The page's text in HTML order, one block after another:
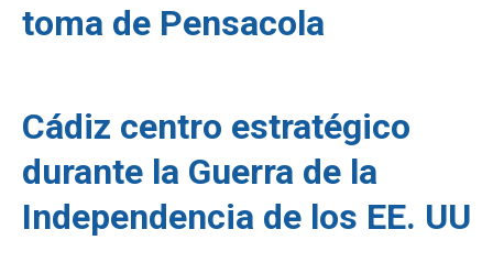
toma de Pensacola
Cádiz centro estratégico
durante la Guerra de la
Independencia de los EE. UU